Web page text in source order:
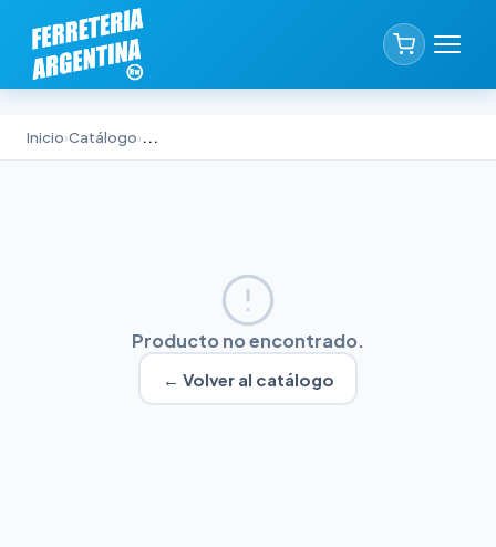
Inicio›Catálogo›...
Producto no encontrado.
← Volver al catálogo